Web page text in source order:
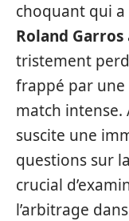
choquant qui
Roland Garros
tristement
frappé par une
match intense.
suscite une
questions sur
crucial
l’arbitrage